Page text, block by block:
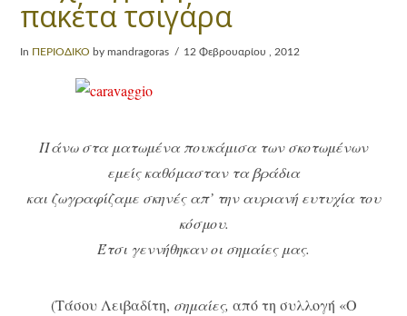
πακέτα τσιγάρα
In ΠΕΡΙΟΔΙΚΟ by mandragoras 12 Φεβρουαρίου , 2012
Πάνω στα ματωμένα πουκάμισα των σκοτωμένων
εμείς καθόμασταν τα βράδια
και ζωγραφίζαμε σκηνές απ’ την αυριανή ευτυχία του
κόσμου.
Έτσι γεννήθηκαν οι σημαίες μας.
(Τάσου Λειβαδίτη, σημαίες, από τη συλλογή «Ο